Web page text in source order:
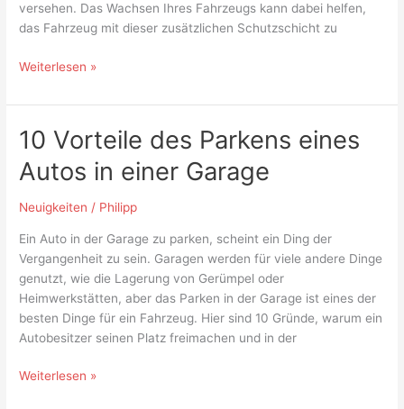
versehen. Das Wachsen Ihres Fahrzeugs kann dabei helfen,
das Fahrzeug mit dieser zusätzlichen Schutzschicht zu
Weiterlesen »
10 Vorteile des Parkens eines
Autos in einer Garage
Neuigkeiten / Philipp
Ein Auto in der Garage zu parken, scheint ein Ding der
Vergangenheit zu sein. Garagen werden für viele andere Dinge
genutzt, wie die Lagerung von Gerümpel oder
Heimwerkstätten, aber das Parken in der Garage ist eines der
besten Dinge für ein Fahrzeug. Hier sind 10 Gründe, warum ein
Autobesitzer seinen Platz freimachen und in der
10
Vorteile
des
eines
Autos
in
Garage
Weiterlesen »